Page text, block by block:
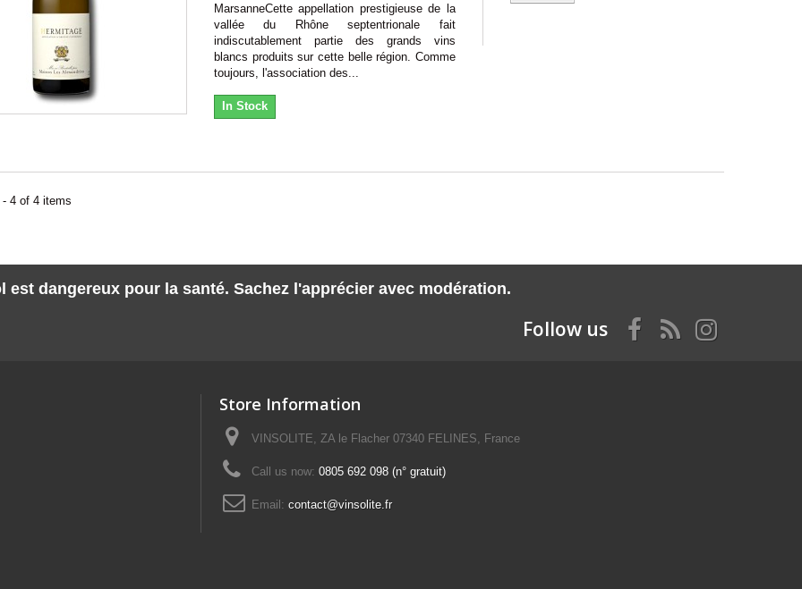
MarsanneCette appellation prestigieuse de la
vallée du Rhône septentrionale fait
indiscutablement partie des grands vins
blancs produits sur cette belle région. Comme
toujours, l'association des...
In Stock
4 of 4 items
est dangereux pour la santé. Sachez l'apprécier avec modération.
Follow us
Store Information
VINSOLITE, ZA le Flacher 07340 FELINES, France
Call us now: 0805 692 098 (n° gratuit)
Email: contact@vinsolite.fr